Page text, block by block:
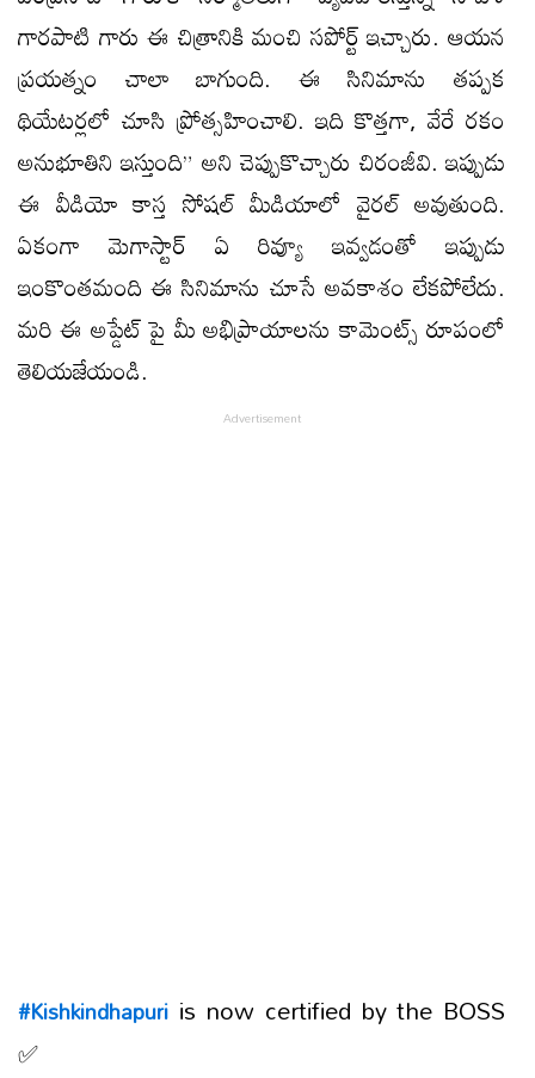
గారపాటి గారు ఈ చిత్రానికి మంచి సపోర్ట్ ఇచ్చారు. ఆయన
ప్రయత్నం చాలా బాగుంది. ఈ సినిమాను తప్పక
థియేటర్లలో చూసి ప్రోత్సహించాలి. ఇది కొత్తగా, వేరే రకం
అనుభూతిని ఇస్తుంది” అని చెప్పుకొచ్చారు చిరంజీవి. ఇప్పుడు
ఈ వీడియో కాస్త సోషల్ మీడియాలో వైరల్ అవుతుంది.
ఏకంగా మెగాస్టార్ ఏ రివ్యూ ఇవ్వడంతో ఇప్పుడు
ఇంకొంతమంది ఈ సినిమాను చూసే అవకాశం లేకపోలేదు.
మరి ఈ అప్డేట్ పై మీ అభిప్రాయాలను కామెంట్స్ రూపంలో
తెలియజేయండి.
#Kishkindhapuri is now certified by the BOSS
✅